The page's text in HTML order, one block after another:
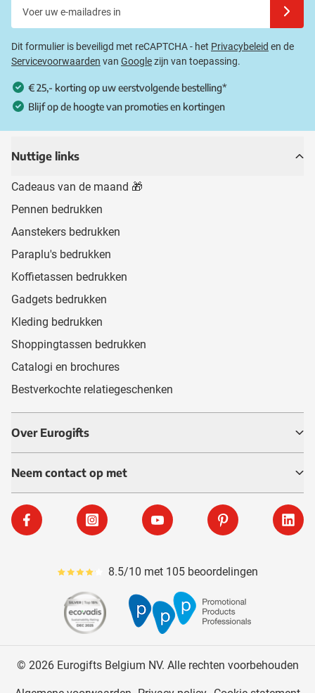
Dit formulier is beveiligd met reCAPTCHA - het Privacybeleid en de
Servicevoorwaarden van Googlezijn van toepassing.
€ 25,- korting op uw eerstvolgende bestelling*
Blijf op de hoogte van promoties en kortingen
Nuttige links
Cadeaus van de maand 🎁
Pennen bedrukken
Aanstekers bedrukken
Paraplu's bedrukken
Koffietassen bedrukken
Gadgets bedrukken
Kleding bedrukken
Shoppingtassen bedrukken
Catalogi en brochures
Bestverkochte relatiegeschenken
Over Eurogifts
Neem contact op met
Facebook Instagram YouTube Pinterest
Gemiddeld reviewpercentage is 85
8.5/10 met 105 beoordelingen
© 2026 Eurogifts Belgium NV. Alle rechten voorbehouden